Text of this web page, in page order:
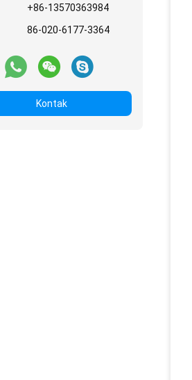
+86-13570363984
86-020-6177-3364
Kontak